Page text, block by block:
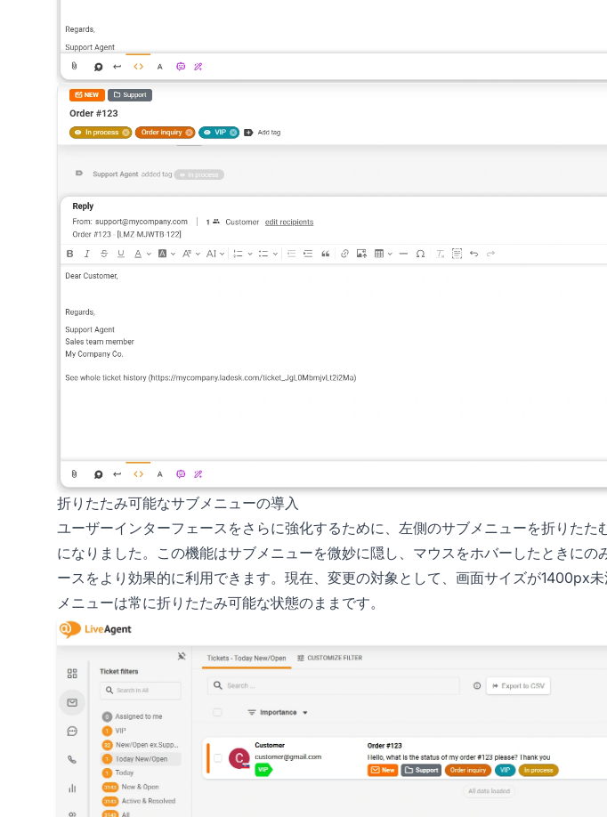
折りたたみ可能なサブメニューの導入
ユーザーインターフェースをさらに強化するために、左側のサブメニューを折りたた
になりました。この機能はサブメニューを微妙に隠し、マウスをホバーしたときにの
ースをより効果的に利用できます。現在、変更の対象として、画面サイズが1400px
メニューは常に折りたたみ可能な状態のままです。